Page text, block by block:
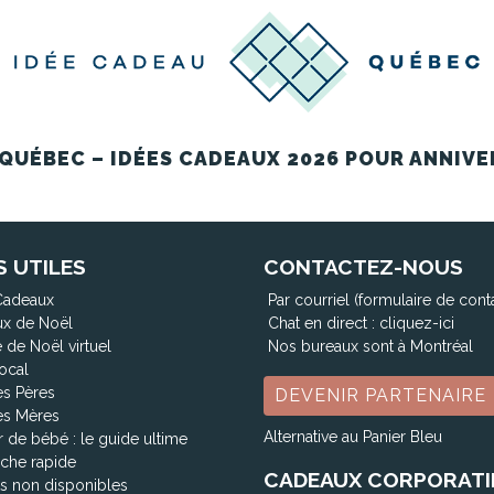
– IDÉES CADEAUX 2026 POUR
UTILES
de Noël
de Noël virtuel
Pères
Mères
de bébé : le guide ultime
rapide
non disponibles
CONTACTEZ-NOUS
Par courriel (formulaire de
Chat en direct : cliquez-ici
Nos bureaux sont à Montréal
DEVENIR PARTENAIRE
Alternative au Panier Bleu
CADEAUX